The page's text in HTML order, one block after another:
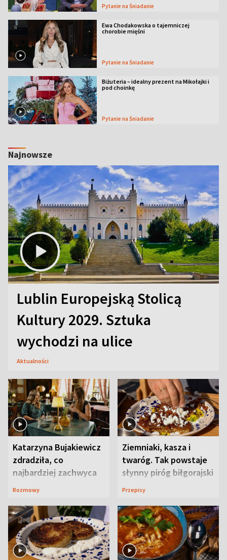
Pytanie na Śniadanie
Ewa Chodakowska o tajemniczej
chorobie mięśni
Pytanie na Śniadanie
Biżuteria – idealny prezent na Mikołajki i
pod choinkę
Pytanie na Śniadanie
Najnowsze
Lublin Europejską Stolicą
Kultury 2029. Sztuka
wychodzi na ulice
Aktualności
Katarzyna Bujakiewicz
zdradziła, co
najbardziej zachwyca
ją w Lublinie
Rozmowy
Ziemniaki, kasza i
twaróg. Tak powstaje
słynny piróg biłgorajski
Przepisy